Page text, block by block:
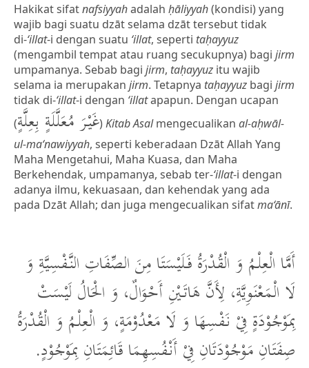
Hakikat sifatnafsiyyahadalah ḥāliyyah(kondisi) yang
wajib bagi suatu dzāt selama dzāt tersebut tidak
di-‘illat-i dengan suatu ‘illat, seperti taḥayyuz
(mengambil tempat atau ruang secukupnya) bagi jirm
umpamanya. Sebab bagi jirm, taḥayyuz itu wajib
selama ia merupakan jirm. Tetapnya taḥayyuz bagi jirm
tidak di-‘illat-i dengan ‘illatapapun. Dengan ucapan
(غَيْرَ مُعَلَّلَةٍ بِعِلَّةٍ)Kitab Asalmengecualikan al-aḥwāl-
ul-ma‘nawiyyah, seperti keberadaan Dzāt Allah Yang
Maha Mengetahui, Maha Kuasa, dan Maha
Berkehendak, umpamanya, sebab ter-‘illat-i dengan
adanya ilmu, kekuasaan, dan kehendak yang ada
pada Dzāt Allah; dan juga mengecualikan sifatma‘ānī.
أَمَّا الْعِلْمُ وَ الْقُدْرَةُ فَلَيْسَتَا مِنَ الصِّفَاتِ النَّفْسِيَّةِ وَ
لَا الْمَعْنَوِيَّةِ، لِأَنَّ هَاتَيْنِ أَحْوَالٌ، وَ الْحَالُ لَيْسَتْ
بِمَوْجُوْدَةٍ فِيْ نَفْسِهَا وَ لَا مَعْدُوْمَةٍ، وَ الْعِلْمُ وَ الْقُدْرَةُ
صِفَتَانِ مَوْجُوْدَتَانِ فِيْ أَنْفُسِهِمَا قَائِمَتَانِ بِمَوْجُوْدٍ.